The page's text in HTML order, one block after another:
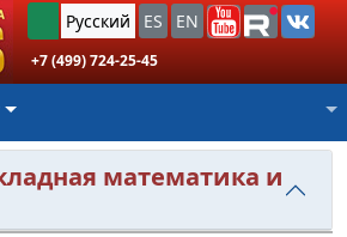
Русский ES EN
+7 (499) 724-25-45
математика и